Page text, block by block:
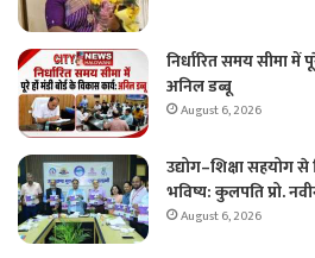
निर्धारित समय सीमा में
अनिल डब्बू
August 6, 2026
उद्योग–शिक्षा सहयोग से
भविष्य: कुलपति प्रो.
August 6, 2026